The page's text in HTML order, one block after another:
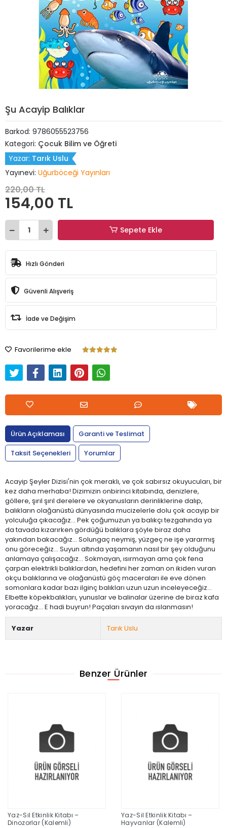
Şu Acayip Balıklar
Barkod: 9786055523756
Kategori: Çocuk Bilim ve Öğreti
Yazar: Tarık Uslu
Yayınevi: Uğurböceği Yayınları
220,00 TL
154,00 TL
Sepete Ekle
Hızlı Gönderi
Güvenli Alışveriş
İade ve Değişim
Favorilerime ekle
Ürün Açıklaması
Garanti ve Teslimat
Taksit Seçenekleri
Yorumlar
Acayip Şeyler Dizisi'nin çok meraklı, ve çok sabırsız okuyucuları, bir
kez daha merhaba! Dizimizin onbirinci kitabında, denizlere,
göllere, şırıl şırıl derelere ve okyanusların derinliklerine dalıp,
balıkların olağanüstü dünyasında mucizelerle dolu çok acayip bir
yolculuğa çıkacağız... Pek çoğumuzun ya balıkçı tezgahında ya
da tavada kızarırken gördüğü balıklara şöyle biraz daha
yakından bakacağız... Solungaç neymiş, yüzgeç ne işe yararmış
onu göreceğiz... Suyun altında yaşamanın nasıl bir şey olduğunu
anlamaya çalışacağız... Sokmayan, ısırmayan ama çok fena
çarpan elektrikli balıklardan, hedefini her zaman on ikiden vuran
okçu balıklarına ve olağanüstü göç maceraları ile eve dönen
somonlara kadar bazı ilginç balıkları uzun uzun inceleyeceğiz...
Elbette köpekbalıkları, yunuslar ve balinalar üzerine de biraz kafa
yoracağız... E hadi buyrun! Paçaları sıvayın da ıslanmasın!
Yazar Tarık Uslu
Benzer Ürünler
Yaz-Sil Etkinlik Kitabı –
Dinozorlar (Kalemli)
Yaz-Sil Etkinlik Kitabı –
Hayvanlar (Kalemli)